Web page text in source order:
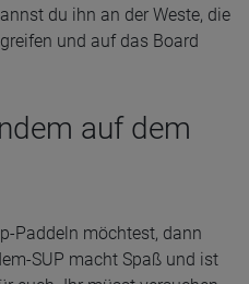
du ihn an der Weste, die
und auf das Board
auf dem
Paddeln möchtest, dann
SUP macht Spaß und ist